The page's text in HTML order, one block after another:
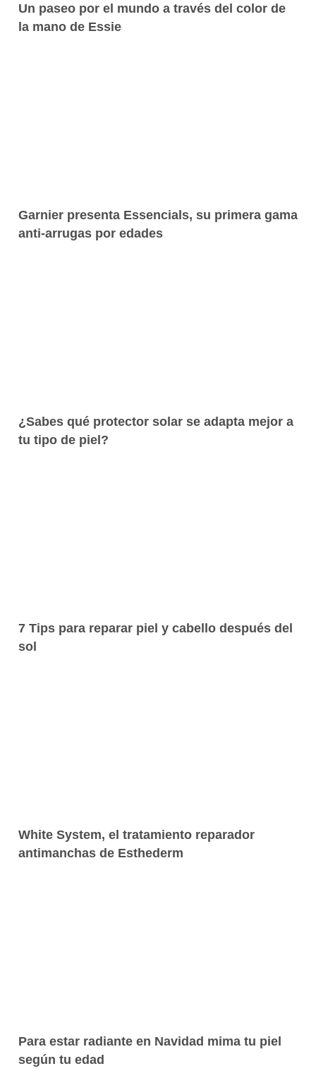
Un paseo por el mundo a través del color de
la mano de Essie
Garnier presenta Essencials, su primera gama
anti-arrugas por edades
¿Sabes qué protector solar se adapta mejor a
tu tipo de piel?
7 Tips para reparar piel y cabello después del
sol
White System, el tratamiento reparador
antimanchas de Esthederm
Para estar radiante en Navidad mima tu piel
según tu edad